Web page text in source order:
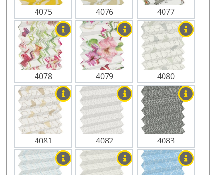
4075 4076 4077
4078 4079 4080
4081 4082 4083